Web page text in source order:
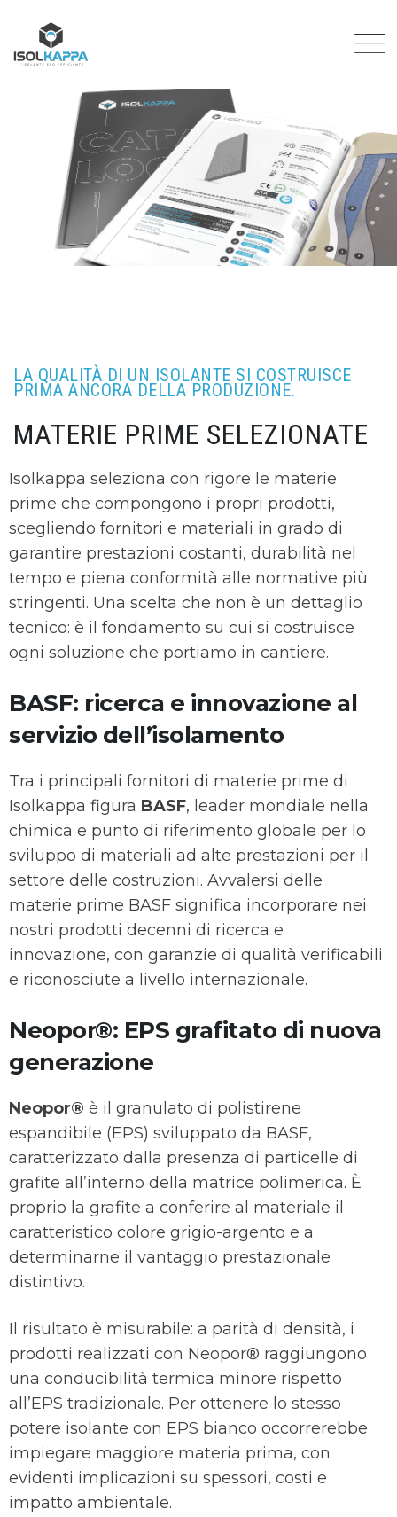
LA QUALITÀ DI UN ISOLANTE SI COSTRUISCE
PRIMA ANCORA DELLA PRODUZIONE.
MATERIE PRIME SELEZIONATE
Isolkappa seleziona con rigore le materie
prime che compongono i propri prodotti,
scegliendo fornitori e materiali in grado di
garantire prestazioni costanti, durabilità nel
tempo e piena conformità alle normative più
stringenti. Una scelta che non è un dettaglio
tecnico: è il fondamento su cui si costruisce
ogni soluzione che portiamo in cantiere.
BASF: ricerca e innovazione al
servizio dell’isolamento
Tra i principali fornitori di materie prime di
Isolkappa figura BASF, leader mondiale nella
chimica e punto di riferimento globale per lo
sviluppo di materiali ad alte prestazioni per il
settore delle costruzioni. Avvalersi delle
materie prime BASF significa incorporare nei
nostri prodotti decenni di ricerca e
innovazione, con garanzie di qualità verificabili
e riconosciute a livello internazionale.
Neopor®: EPS grafitato di nuova
generazione
Neopor® è il granulato di polistirene
espandibile (EPS) sviluppato da BASF,
caratterizzato dalla presenza di particelle di
grafite all’interno della matrice polimerica. È
proprio la grafite a conferire al materiale il
caratteristico colore grigio-argento e a
determinarne il vantaggio prestazionale
distintivo.
Il risultato è misurabile: a parità di densità, i
prodotti realizzati con Neopor® raggiungono
una conducibilità termica minore rispetto
all’EPS tradizionale. Per ottenere lo stesso
potere isolante con EPS bianco occorrerebbe
impiegare maggiore materia prima, con
evidenti implicazioni su spessori, costi e
impatto ambientale.